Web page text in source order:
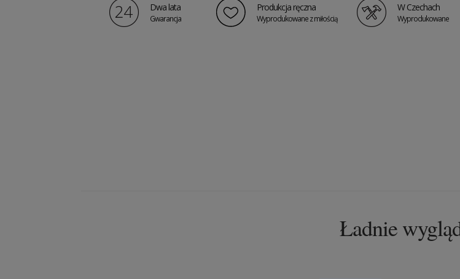
Dwa lata
Gwarancja
Produkcja ręczna
Wyprodukowane z miłością
W Czechach
Wyprodukowane
Ładnie